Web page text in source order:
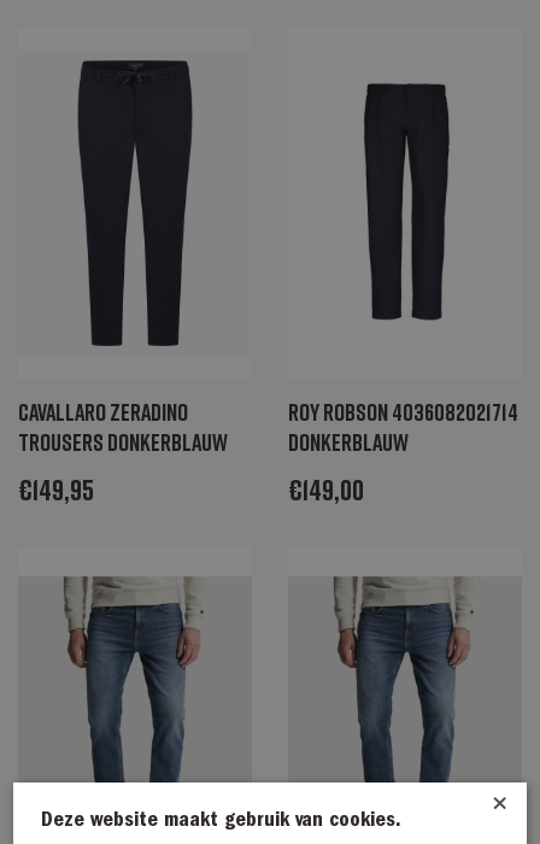
Cavallaro Zeradino
Trousers donkerblauw
€149,95
Roy Robson 4036082021714
donkerblauw
€149,00
×
Deze website maakt gebruik van cookies.